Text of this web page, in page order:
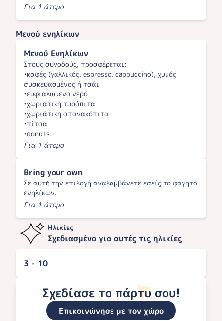
Για 1 άτομο
Μενού ενηλίκων
Μενού Ενηλίκων
Στους συνοδούς, προσφέρεται:
•καφές (γαλλικός, espresso, cappuccino), χυμός
συσκευασμένος ή τσάι
•εμφιαλωμένο νερό
•χωριάτικη τυρόπιτα
•χωριάτικη σπανακόπιτα
•πίτσα
•donuts
Για 1 άτομο
Bring your own
Σε αυτή την επιλογή αναλαμβάνετε εσείς το φαγητό
ενηλίκων.
Για 1 άτομο
Ηλικίες
Σχεδιασμένο για αυτές τις ηλικίες
3 - 10
Σχεδίασε το πάρτυ σου!
Επικοινώνησε με τον χώρο